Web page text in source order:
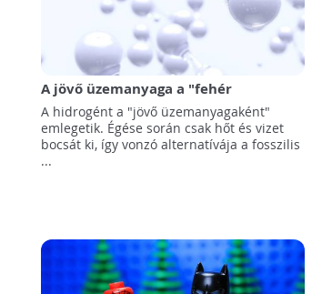
A jövő üzemanyaga a "fehér
hidrogén"?
A hidrogént a "jövő üzemanyagaként"
emlegetik. Égése során csak hőt és vizet
bocsát ki, így vonzó alternatívája a fosszilis
...